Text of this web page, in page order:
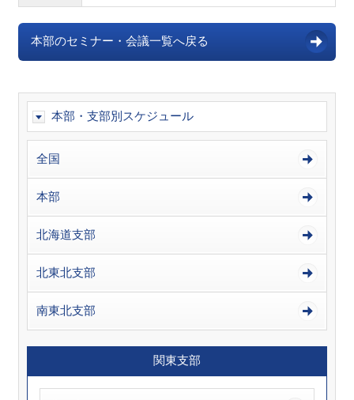
本部のセミナー・会議一覧へ戻る
本部・支部別スケジュール
全国
本部
北海道支部
北東北支部
南東北支部
関東支部